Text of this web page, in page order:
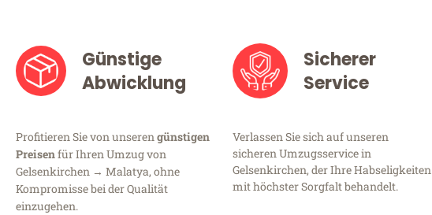
Günstige
Abwicklung
Profitieren Sie von unserengünstigen
Preisenfür Ihren Umzug von
Gelsenkirchen → Malatya, ohne
Kompromisse bei der Qualität
einzugehen.
Sicherer
Service
Verlassen Sie sich auf unseren
sicheren Umzugsservice in
Gelsenkirchen, der Ihre Habseligkeiten
mit höchster Sorgfalt behandelt.